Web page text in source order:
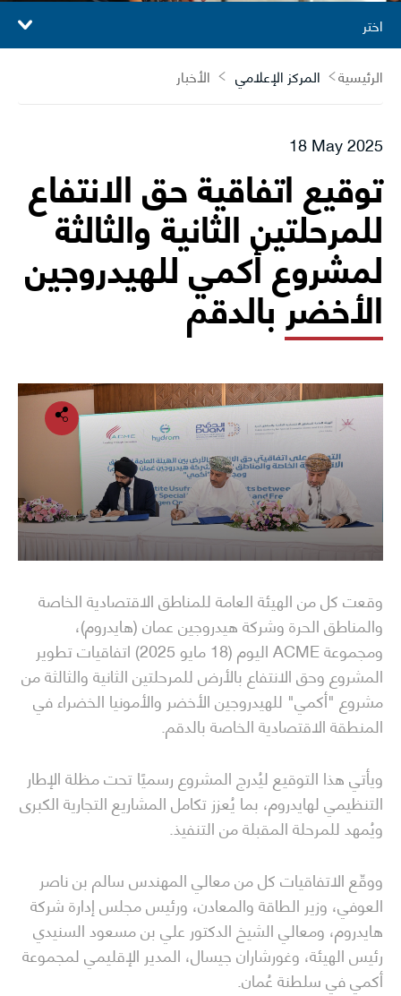
اختر
الرئيسية
المركز الإعلامي الأخبار
18 May 2025
توقيع اتفاقية حق الانتفاع
للمرحلتين الثانية والثالثة
لمشروع أكمي للهيدروجين
الأخضر بالدقم
وقعت كل من الهيئة العامة للمناطق الاقتصادية الخاصة
والمناطق الحرة وشركة هيدروجين عمان (هايدروم)،
ومجموعة ACME اليوم (18 مايو 2025) اتفاقيات تطوير
المشروع وحق الانتفاع بالأرض للمرحلتين الثانية والثالثة من
مشروع "أكمي" للهيدروجين الأخضر والأمونيا الخضراء في
المنطقة الاقتصادية الخاصة بالدقم.
ويأتي هذا التوقيع ليُدرج المشروع رسميًا تحت مظلة الإطار
التنظيمي لهايدروم، بما يُعزز تكامل المشاريع التجارية الكبرى
ويُمهد للمرحلة المقبلة من التنفيذ.
ووقّع الاتفاقيات كل من معالي المهندس سالم بن ناصر
العوفي، وزير الطاقة والمعادن، ورئيس مجلس إدارة شركة
هايدروم، ومعالي الشيخ الدكتور علي بن مسعود السنيدي
رئيس الهيئة، وغورشاران جيسال، المدير الإقليمي لمجموعة
أكمي في سلطنة عُمان.